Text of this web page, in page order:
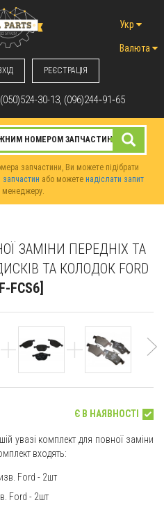
РЕЄСТРАЦІЯ
Укр
Валюта
30-13, (096)244‑91‑65
запчастини, Ви можете підібрати
запчастин або можете надіслати запит
ЗАМІНИ ПЕРЕДНІХ ТА
ТА КОЛОДОК FORD
FCS6]
Є В НАЯВНОСТІ
увазі комплект для повної заміни
входять:
Ford - 2шт
Ford - 2шт